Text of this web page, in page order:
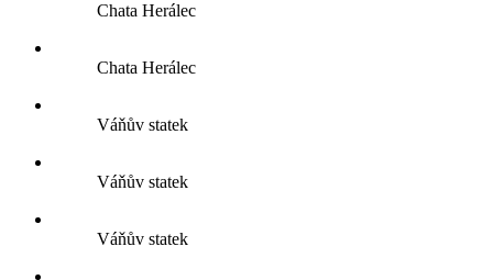
Chata Herálec
Chata Herálec
Váňův statek
Váňův statek
Váňův statek